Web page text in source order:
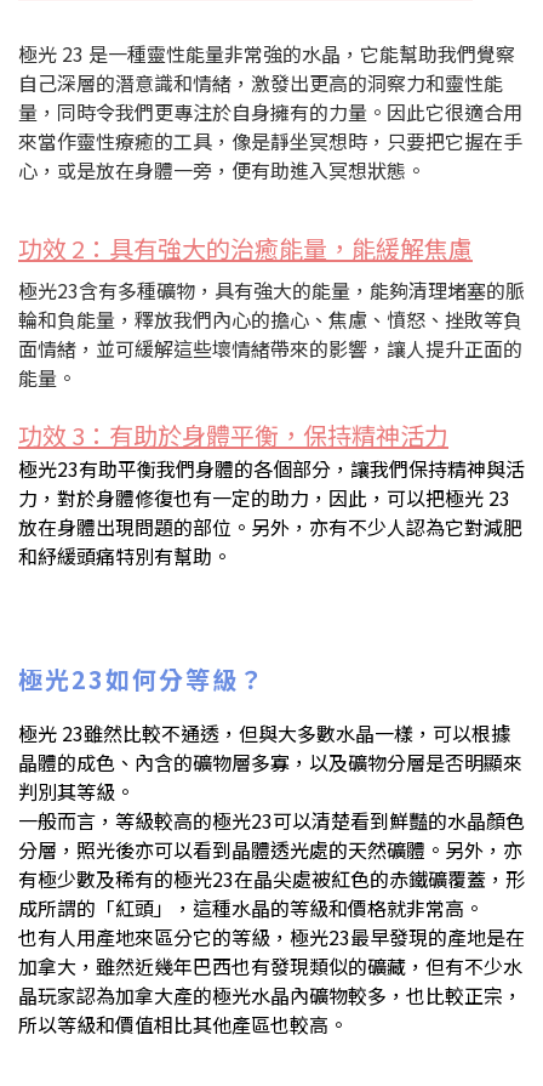
極光 23 是一種靈性能量非常強的水晶，它能幫助我們覺察
自己深層的潛意識和情緒，激發出更高的洞察力和靈性能
量，同時令我們更專注於自身擁有的力量。因此它很適合用
來當作靈性療癒的工具，像是靜坐冥想時，只要把它握在手
心，或是放在身體一旁，便有助進入冥想狀態。
功效 2：具有強大的治癒能量，能緩解焦慮
極光23含有多種礦物，具有強大的能量，能夠清理堵塞的脈
輪和負能量，釋放我們內心的擔心、焦慮、憤怒、挫敗等負
面情緒，並可緩解這些壞情緒帶來的影響，讓人提升正面的
能量。
功效 3：有助於身體平衡，保持精神活力
極光23有助平衡我們身體的各個部分，讓我們保持精神與活
力，對於身體修復也有一定的助力，因此，可以把極光 23
放在身體出現問題的部位。另外，亦有不少人認為它對減肥
和紓緩頭痛特別有幫助。
極光23如何分等級？
極光 23雖然比較不通透，但與大多數水晶一樣，可以根據
晶體的成色、內含的礦物層多寡，以及礦物分層是否明顯來
判別其等級。
一般而言，等級較高的極光23可以清楚看到鮮豔的水晶顏色
分層，照光後亦可以看到晶體透光處的天然礦體。另外，亦
有極少數及稀有的極光23在晶尖處被紅色的赤鐵礦覆蓋，形
成所謂的「紅頭」，這種水晶的等級和價格就非常高。
也有人用產地來區分它的等級，極光23最早發現的產地是在
加拿大，雖然近幾年巴西也有發現類似的礦藏，但有不少水
晶玩家認為加拿大產的極光水晶內礦物較多，也比較正宗，
所以等級和價值相比其他產區也較高。